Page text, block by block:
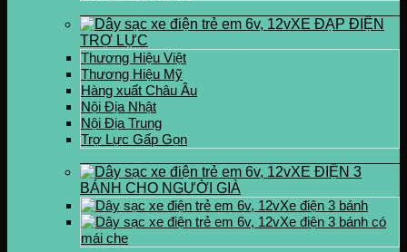
XE ĐẠP ĐIỆN
TRỢ LỰC
Thương Hiệu Việt
Thương Hiệu Mỹ
Hàng xuất Châu Âu
Nội Địa Nhật
Nội Địa Trung
Trợ Lực Gấp Gọn
XE ĐIỆN 3
BÁNH CHO NGƯỜI GIÀ
Xe điện 3 bánh
Xe điện 3 bánh có
mái che